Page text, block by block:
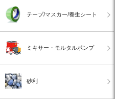
テープ/マスカー/養生シート
ミキサー・モルタルポンプ
砂利